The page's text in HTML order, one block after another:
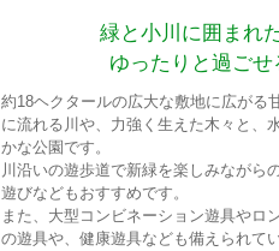
緑と小川に囲まれ
ゆったりと過ごせ
約18ヘクタールの広大な敷地に広がる
に流れる川や、力強く生えた木々と、
かな公園です。
川沿いの遊歩道で新緑を楽しみながら
遊びなどもおすすめです。
また、大型コンビネーション遊具やロ
の遊具や、健康遊具なども備えられて